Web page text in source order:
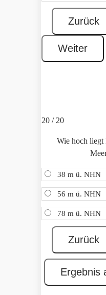
20 / 20
Wie hoch liegt
38 m ü. NHN
56 m ü. NHN
78 m ü. NHN